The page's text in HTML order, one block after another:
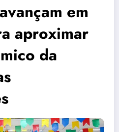
em
aproximar
da